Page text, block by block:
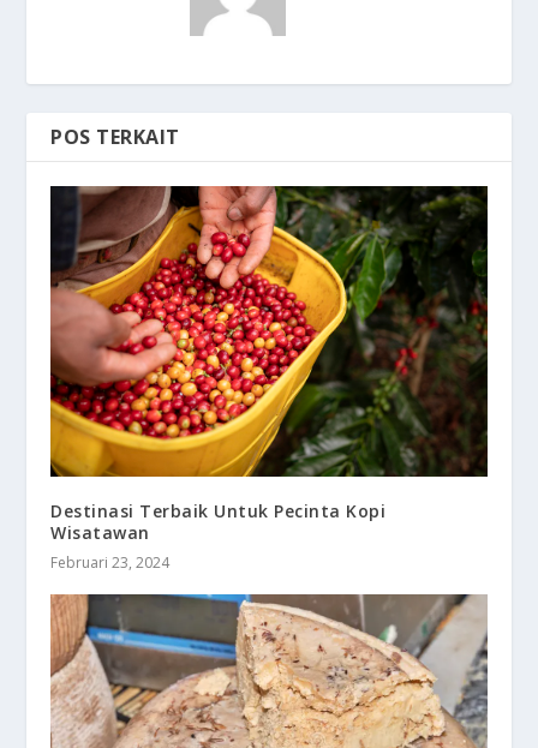
POS TERKAIT
Destinasi Terbaik Untuk Pecinta Kopi
Wisatawan
Februari 23, 2024